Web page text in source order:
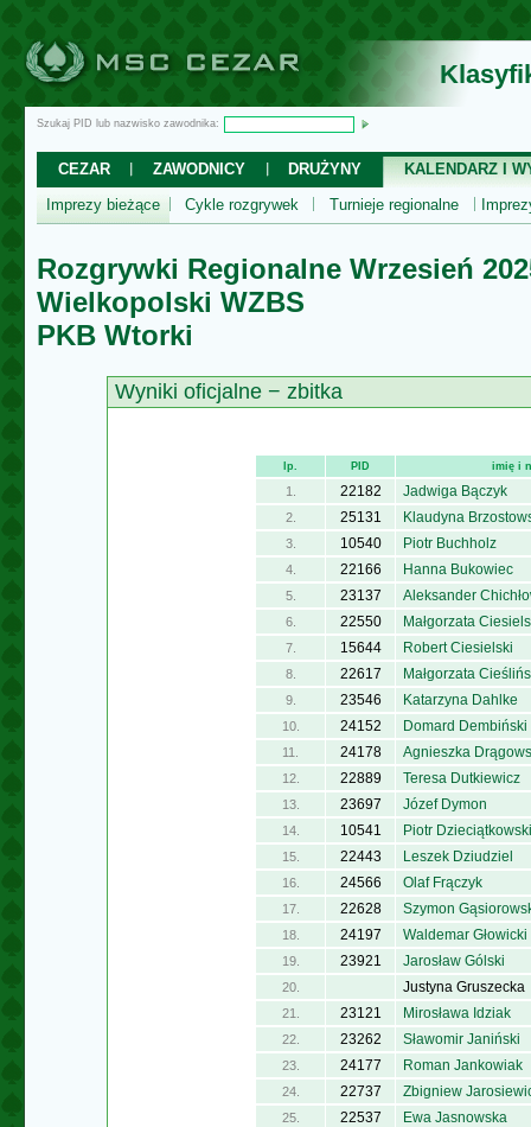
Szukaj PID lub nazwisko zawodnika:
CEZAR ZAWODNICY DRUŻYNY
KALENDARZ I
Imprezy bieżące
Cykle rozgrywek Turnieje regionalne
Rozgrywki Regionalne Wrzesień
Wielkopolski WZBS
PKB Wtorki
Wyniki oficjalne − zbitka
lp. PID imię i
1. 22182 Jadwiga Bączyk
2. 25131 Klaudyna
3. 10540 Piotr Buchholz
4. 22166 Hanna Bukowiec
5. 23137 Aleksander
6. 22550 Małgorzata
7. 15644 Robert Ciesielski
8. 22617 Małgorzata
9. 23546 Katarzyna Dahlke
10. 24152 Domard Dembiński
11. 24178 Agnieszka
12. 22889 Teresa Dutkiewicz
13. 23697 Józef Dymon
14. 10541 Piotr Dzieciątkowski
15. 22443 Leszek Dziudziel
16. 24566 Olaf Frączyk
17. 22628 Szymon
18. 24197 Waldemar Głowicki
19. 23921 Jarosław Gólski
20. Justyna Gruszecka
21. 23121 Mirosława Idziak
22. 23262 Sławomir Janiński
23. 24177 Roman Jankowiak
24. 22737 Zbigniew
25. 22537 Ewa Jasnowska